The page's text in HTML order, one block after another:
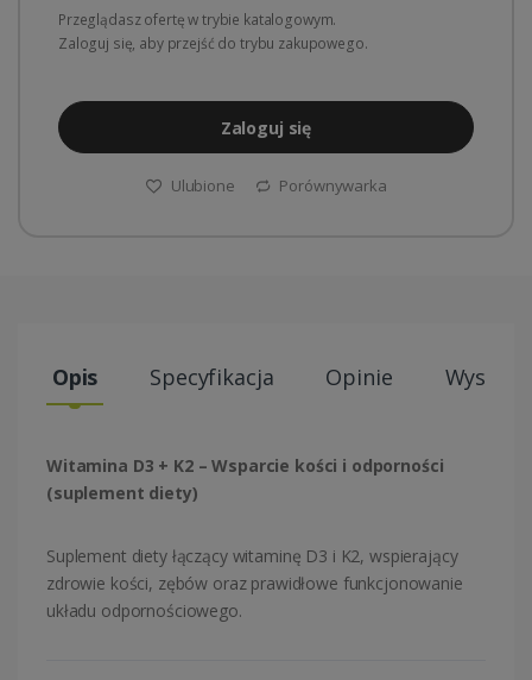
Przeglądasz ofertę w trybie katalogowym.
Zaloguj się, aby przejść do trybu zakupowego.
Zaloguj się
Ulubione Porównywarka
Opis Specyfikacja Opinie Wysyłki
Witamina D3 + K2 – Wsparcie kości i odporności
(suplement diety)
Suplement diety łączący witaminę D3 i K2, wspierający
zdrowie kości, zębów oraz prawidłowe funkcjonowanie
układu odpornościowego.